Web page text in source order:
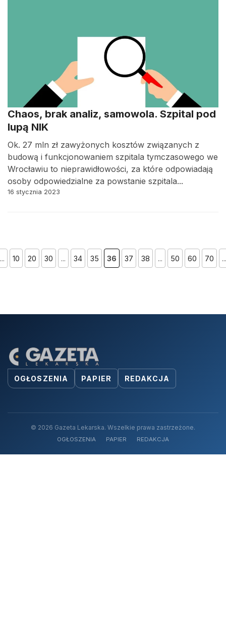
Chaos, brak analiz, samowola. Szpital pod
lupą NIK
Ok. 27 mln zł zawyżonych kosztów związanych z
budową i funkcjonowaniem szpitala tymczasowego we
Wrocławiu to nieprawidłowości, za które odpowiadają
osoby odpowiedzialne za powstanie szpitala...
16 stycznia 2023
... 10 20 30 ... 34 35 36 37 38 ... 50 60 70 ...
OGŁOSZENIA PAPIER REDAKCJA
© 2026 Gazeta Lekarska. Wszelkie prawa zastrzeżone.
OGŁOSZENIA PAPIER REDAKCJA